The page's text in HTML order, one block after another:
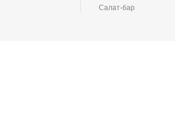
Салат-бар